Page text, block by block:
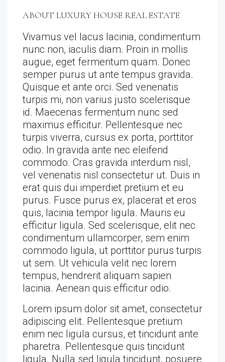
ABOUT LUXURY HOUSE REAL ESTATE
Vivamus vel lacus lacinia, condimentum
nunc non, iaculis diam. Proin in mollis
augue, eget fermentum quam. Donec
semper purus ut ante tempus gravida.
Quisque et ante orci. Sed venenatis
turpis mi, non varius justo scelerisque
id. Maecenas fermentum nunc sed
maximus efficitur. Pellentesque nec
turpis viverra, cursus ex porta, porttitor
odio. In gravida ante nec eleifend
commodo. Cras gravida interdum nisl,
vel venenatis nisl consectetur ut. Duis in
erat quis dui imperdiet pretium et eu
purus. Fusce purus ex, placerat et eros
quis, lacinia tempor ligula. Mauris eu
efficitur ligula. Sed scelerisque, elit nec
condimentum ullamcorper, sem enim
commodo ligula, ut porttitor purus turpis
ut sem. Ut vehicula velit nec lorem
tempus, hendrerit aliquam sapien
lacinia. Aenean quis efficitur odio.
Lorem ipsum dolor sit amet, consectetur
adipiscing elit. Pellentesque pretium
enim nec ligula cursus, et tincidunt ante
pharetra. Pellentesque quis tincidunt
ligula. Nulla sed ligula tincidunt, posuere